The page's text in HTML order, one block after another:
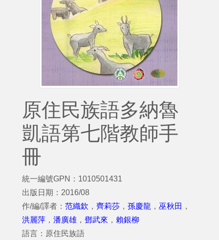
原住民族語多納魯
凱語第七階教師手
冊
統一編號GPN：1010501431
出版日期：2016/08
作/編/譯者： 范織欽 ， 齊莉莎 ， 孫慶龍 ， 巫秋田 ，
洪麗萍 ， 潘廣雄 ， 鄧武來 ， 賴銀柳
語言：原住民族語